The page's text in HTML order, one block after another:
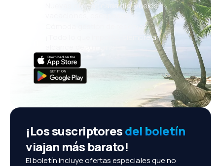
Nuevas ofertas cada día: vuelos,
vacaciones, escapadas
Cómoda gestión de reservas
¡Todo lo que importa, siempre al
¡Los suscriptoresdel boletín
viajan más barato!
El boletín incluye ofertas especiales que no